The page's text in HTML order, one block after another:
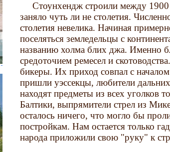
Стоунхендж строили между 1900
заняло чуть ли не столетия.
столетия невелика. Начиная
поселяться земледельцы с
названию холма блих джа. Именно
средоточием ремесел и
бикеры. Их приход совпал с
пришли уэссекцы, любители
находят предметы из всех уголков
Балтики, выпрямители стрел из
осталось ничего, что могло бы
постройкам. Нам остается только
народа приложили свою "руку" к